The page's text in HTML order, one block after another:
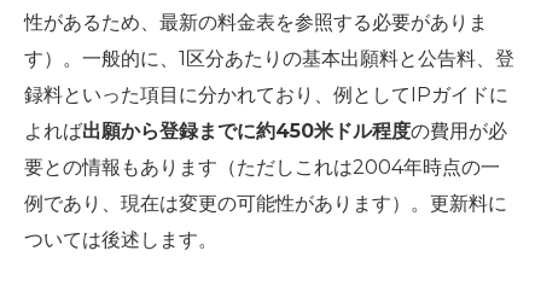
性があるため、最新の料金表を参照する必要がありま
す）。一般的に、1区分あたりの基本出願料と公告料、登
録料といった項目に分かれており、例としてIPガイドに
よれば出願から登録までに約450米ドル程度の費用が必
要との情報もあります（ただしこれは2004年時点の一
例であり、現在は変更の可能性があります）。更新料に
ついては後述します。